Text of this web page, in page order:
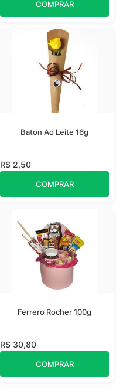
COMPRAR
Baton Ao Leite 16g
R$ 2,50
COMPRAR
Ferrero Rocher 100g
R$ 30,80
COMPRAR